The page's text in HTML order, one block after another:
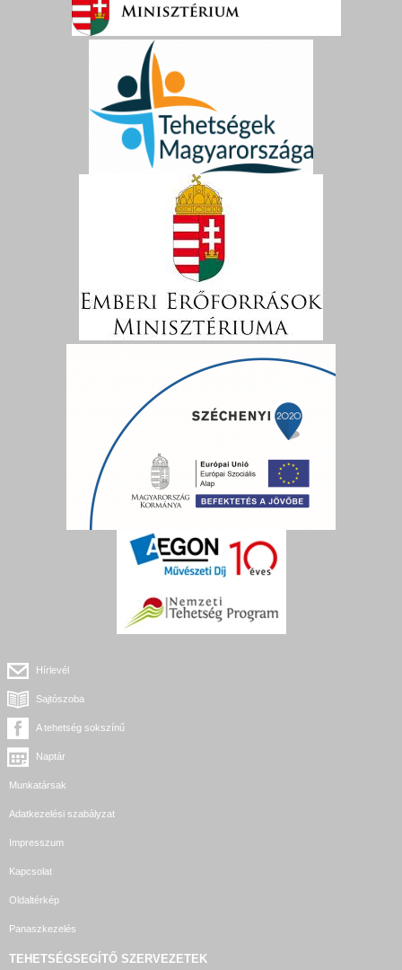
Hírlevél
Sajtószoba
A tehetség sokszínű
Naptár
Munkatársak
Adatkezelési szabályzat
Impresszum
Kapcsolat
Oldaltérkép
Panaszkezelés
TEHETSÉGSEGÍTŐ SZERVEZETEK